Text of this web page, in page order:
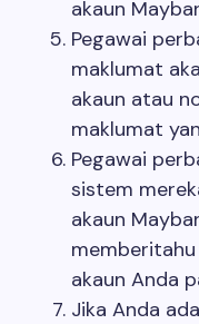
akaun
Pegawai
maklumat
akaun atau
maklumat
Pegawai
sistem
akaun
akaun Anda
Jika Anda